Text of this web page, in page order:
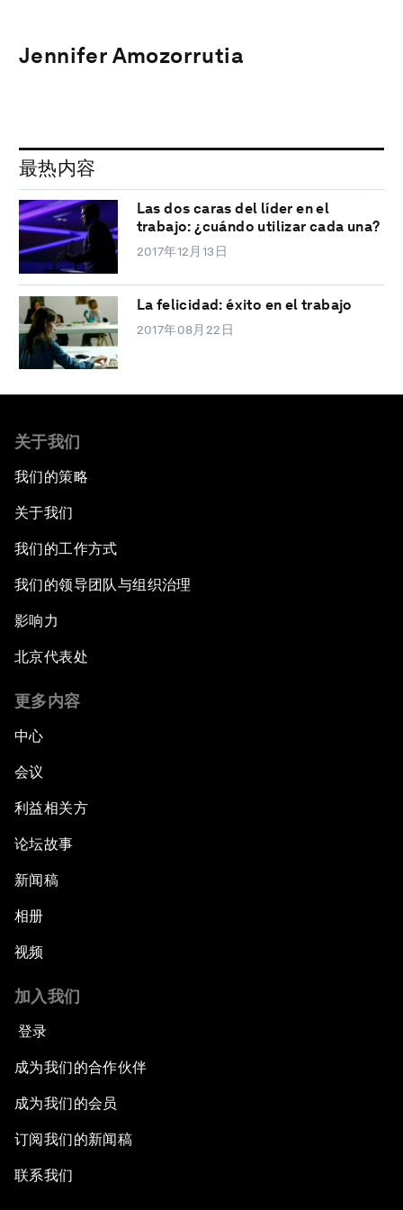
Jennifer Amozorrutia
最热内容
Las dos caras del líder en el
trabajo: ¿cuándo utilizar cada una?
2017年12月13日
La felicidad: éxito en el trabajo
2017年08月22日
关于我们
我们的策略
关于我们
我们的工作方式
我们的领导团队与组织治理
影响力
北京代表处
更多内容
中心
会议
利益相关方
论坛故事
新闻稿
相册
视频
加入我们
登录
成为我们的合作伙伴
成为我们的会员
订阅我们的新闻稿
联系我们